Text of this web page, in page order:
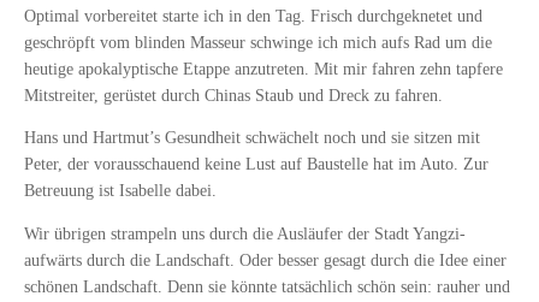
Optimal vorbereitet starte ich in den Tag. Frisch durchgeknetet und
geschröpft vom blinden Masseur schwinge ich mich aufs Rad um die
heutige apokalyptische Etappe anzutreten. Mit mir fahren zehn tapfere
Mitstreiter, gerüstet durch Chinas Staub und Dreck zu fahren.
Hans und Hartmut’s Gesundheit schwächelt noch und sie sitzen mit
Peter, der vorausschauend keine Lust auf Baustelle hat im Auto. Zur
Betreuung ist Isabelle dabei.
Wir übrigen strampeln uns durch die Ausläufer der Stadt Yangzi-
aufwärts durch die Landschaft. Oder besser gesagt durch die Idee einer
schönen Landschaft. Denn sie könnte tatsächlich schön sein: rauher und